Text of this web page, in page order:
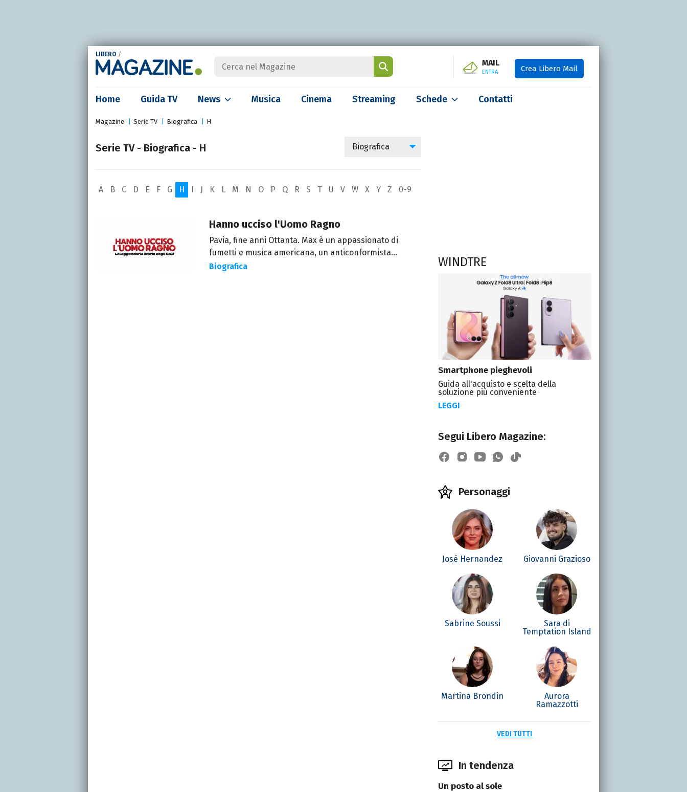
LIBERO /
MAIL
ENTRA Crea Libero Mail
Home Guida TV News Musica Cinema Streaming Schede Contatti
Magazine Serie TV Biografica H
Serie TV - Biografica - H Biografica
A B C D E F G H I J K L M N O P Q R S T U V W X Y Z 0-9
Hanno ucciso l'Uomo Ragno
Pavia, fine anni Ottanta. Max è un appassionato di
fumetti e musica americana, un anticonformista...
Biografica
WINDTRE
Smartphone pieghevoli
Guida all'acquisto e scelta della
soluzione più conveniente
LEGGI
Segui Libero Magazine:
Personaggi
José Hernandez Giovanni Grazioso
Sabrine Soussi
Sara di
Temptation Island
Martina Brondin
Aurora
Ramazzotti
VEDI TUTTI
In tendenza
Un posto al sole